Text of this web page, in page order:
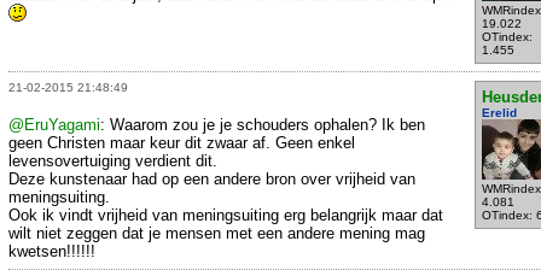
19.022
OTindex:
1.455
21-02-2015 21:48:49
Erelid
4.081
OTindex:
@EruYagami: Waarom zou je je schouders ophalen? Ik ben
geen Christen maar keur dit zwaar af. Geen enkel
levensovertuiging verdient dit.
Deze kunstenaar had op een andere bron over vrijheid van
meningsuiting.
Ook ik vindt vrijheid van meningsuiting erg belangrijk maar dat
wilt niet zeggen dat je mensen met een andere mening mag
kwetsen!!!!!!